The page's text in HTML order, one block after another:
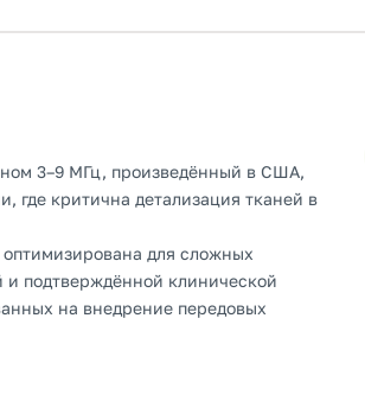
3–9 МГц, произведённый в США,
где критична детализация тканей в
оптимизирована для сложных
подтверждённой клинической
на внедрение передовых